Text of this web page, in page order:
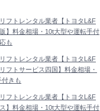
フトレンタル業者【トヨタL&F
】料金相場・10t大型や運転手付
も
フトレンタル業者【トヨタL&F
フトサービス四国】料金相場・
付きも
フトレンタル業者【トヨタL&F
】料金相場・10t大型や運転手付